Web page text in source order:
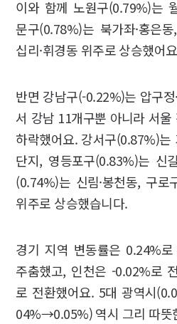
이와 함께 노원구(0.79%)는
문구(0.78%)는 북가좌·홍은
십리·휘경동 위주로 상승했어
반면 강남구(-0.22%)는 압구
서 강남 11개구뿐 아니라 서
하락했어요. 강서구(0.87%)는
단지, 영등포구(0.83%)는 신
(0.74%)는 신림·봉천동, 구로
위주로 상승했습니다.
경기 지역 변동률은 0.24%
주춤했고, 인천은 -0.02%로
로 전환했어요. 5대 광역시
04%→0.05%) 역시 그리 따뜻